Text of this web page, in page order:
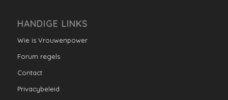
HANDIGE LINKS
Wie is Vrouwenpower
Forum regels
Contact
Privacybeleid